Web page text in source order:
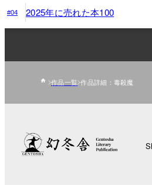
#04 2025年に売れた本100
作品一覧 作品詳細：毒殺魔